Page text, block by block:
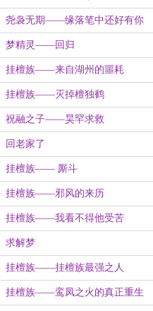
尧袅无期——缘落笔中还好有你
梦精灵——回归
挂檀族——来自湖州的噩耗
挂檀族——灭掉檀独鹤
祝融之子——昊罕求救
回老家了
挂檀族—— 厮斗
挂檀族——邪风的来历
挂檀族——我看不得他受苦
求解梦
挂檀族——挂檀族最强之人
挂檀族——鸾凤之火的真正重生